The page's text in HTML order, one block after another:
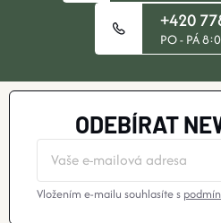
+420
PO - PÁ
ODEBÍRAT
Vložením e-mailu souhlasíte s